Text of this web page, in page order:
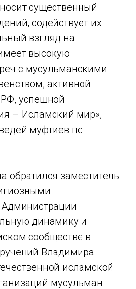
существенный
содействует их
взгляд на
высокую
с мусульманскими
активной
успешной
– Исламский мир»,
муфтиев по
обратился заместитель
динамику и
сообществе в
Владимира
исламской
мусульман